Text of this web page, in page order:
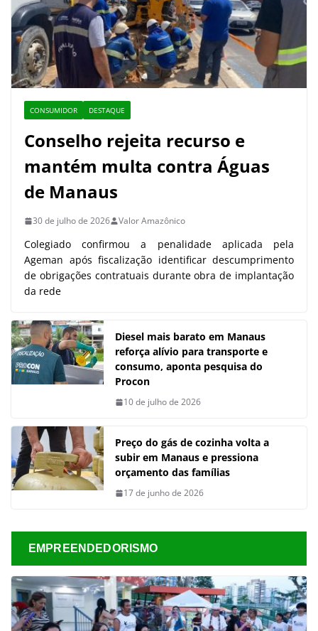
CONSUMIDOR DESTAQUE
Conselho rejeita recurso e
mantém multa contra Águas
de Manaus
30 de julho de 2026 Valor Amazônico
Colegiado confirmou a penalidade aplicada pela
Ageman após fiscalização identificar descumprimento
de obrigações contratuais durante obra de implantação
da rede
Diesel mais barato em Manaus
reforça alívio para transporte e
consumo, aponta pesquisa do
Procon
10 de julho de 2026
Preço do gás de cozinha volta a
subir em Manaus e pressiona
orçamento das famílias
17 de junho de 2026
EMPREENDEDORISMO